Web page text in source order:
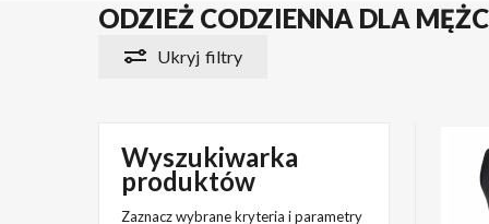
ODZIEŻ CODZIENNA DLA
Ukryj filtry
Wyszukiwarka
produktów
Zaznacz wybrane kryteria i parametry